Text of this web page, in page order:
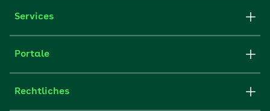
Services
Portale
Rechtliches